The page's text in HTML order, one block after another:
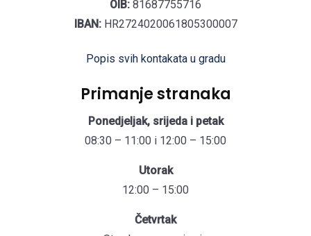
OIB: 81687755716
IBAN:HR2724020061805300007
Popis svih kontakata u gradu
Primanje stranaka
Ponedjeljak, srijeda i petak
08:30 – 11:00 i 12:00 – 15:00
Utorak
12:00 – 15:00
Četvrtak